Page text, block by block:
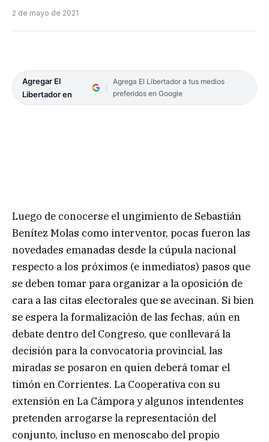
2 de mayo de 2021
Agregar El
Libertador en
Agrega El Libertador a tus medios
preferidos en Google
Luego de conocerse el ungimiento de Sebastián
Benítez Molas como interventor, pocas fueron las
novedades emanadas desde la cúpula nacional
respecto a los próximos (e inmediatos) pasos que
se deben tomar para organizar a la oposición de
cara a las citas electorales que se avecinan. Si bien
se espera la formalización de las fechas, aún en
debate dentro del Congreso, que conllevará la
decisión para la convocatoria provincial, las
miradas se posaron en quien deberá tomar el
timón en Corrientes. La Cooperativa con su
extensión en La Cámpora y algunos intendentes
pretenden arrogarse la representación del
conjunto, incluso en menoscabo del propio